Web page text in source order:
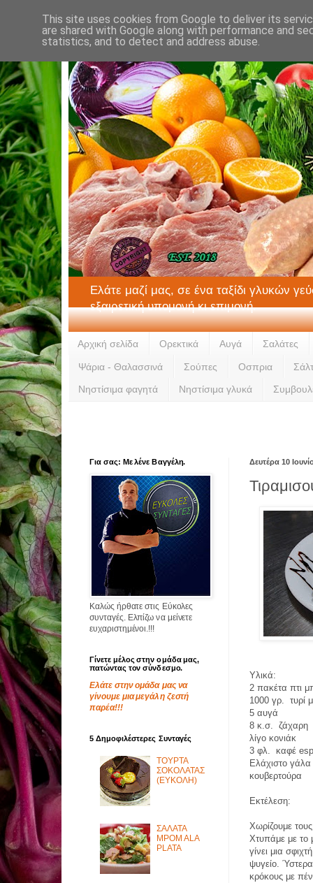
Ελάτε μαζί μας, σε ένα ταξίδι γλυκών
εξαιρετική υπομονή κι επιμονή.
Αρχική σελίδα Ορεκτικά Αυγά Σαλάτες
Ψάρια - Θαλασσινά Σούπες Οσπρια
Νηστίσιμα φαγητά Νηστίσιμα γλυκά
Δευτέρα 10
Υλικά:
2 πακέτα πτι
1000 γρ.
τυρί
5 αυγά
8 κ.σ.
ζάχαρη
λίγο κονιάκ
3 φλ.
καφέ
Ελάχιστο γάλα
κουβερτούρα
Εκτέλεση:
Χωρίζουμε
Χτυπάμε με το
γίνει μια
ψυγείο.
κρόκους με
Για σας: Με λένε Βαγγέλη.
Καλώς ήρθατε στις Εύκολες
συνταγές. Ελπίζω να μείνετε
ευχαριστημένοι.!!!
Γίνετε μέλος στην ομάδα μας,
πατώντας τον σύνδεσμο.
Ελάτε στην ομάδα μας να
γίνουμε μια μεγάλη ζεστή
παρέα!!!
5 Δημοφιλέστερες Συνταγές
ΤΟΥΡΤΑ
ΣΟΚΟΛΑΤΑΣ
(ΕΥΚΟΛΗ)
ΣΑΛΑΤΑ
MPOM ALA
PLATA
This site uses cookies from Google to deliver its
are shared with Google along with performance and
statistics, and to detect and address abuse.